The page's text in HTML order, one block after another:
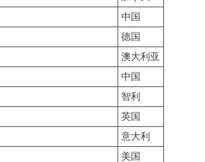
中国
德国
澳大利亚
中国
智利
英国
意大利
美国